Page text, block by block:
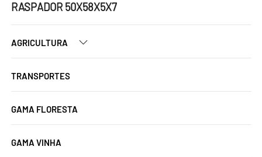
RASPADOR 50X58X5X7
AGRICULTURA
TRANSPORTES
GAMA FLORESTA
GAMA VINHA